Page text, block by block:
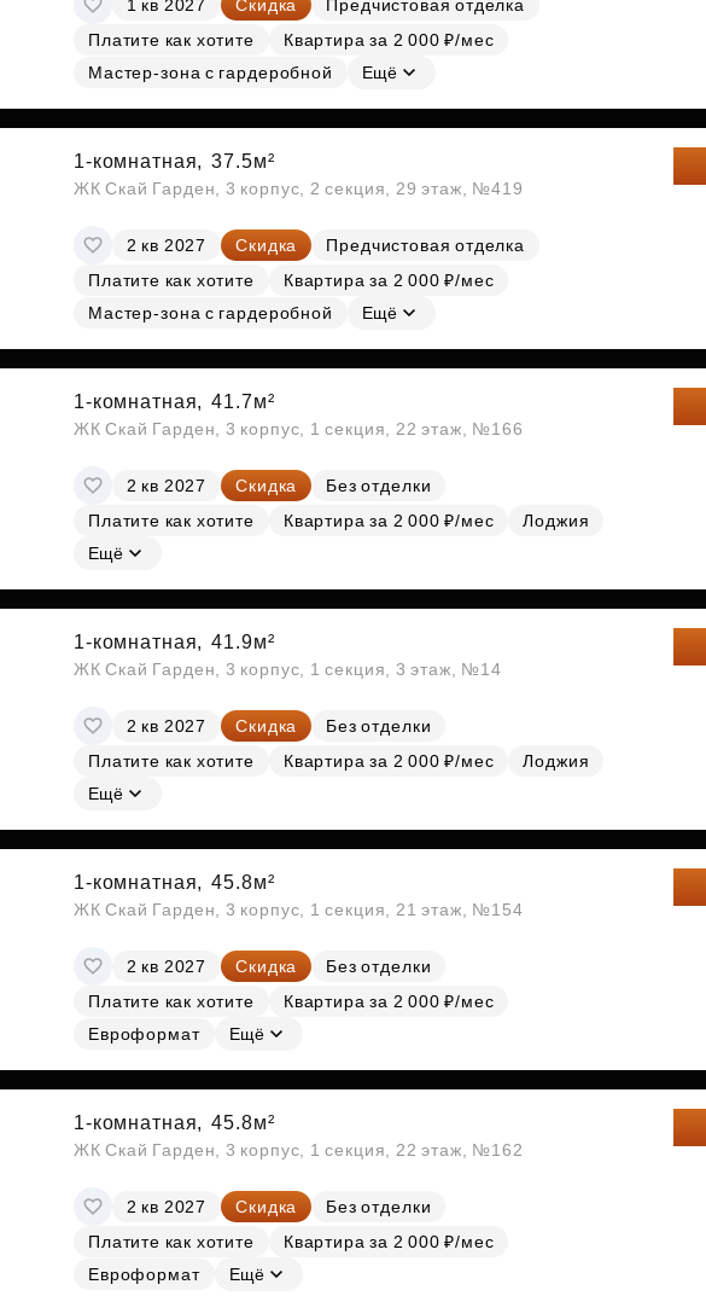
Субсидии
1 кв 2027 Скидка
Предчистовая отделка
Платите как хотите
Квартира за 2 000 ₽/мес
Мастер-зона с гардеробной
Ещё
1-комнатная, 37.5м²
ЖК Скай Гарден, 3 корпус, 2 секция, 29 этаж, №419
2 кв 2027 Скидка
Предчистовая отделка
Платите как хотите
Квартира за 2 000 ₽/мес
Мастер-зона с гардеробной
Ещё
1-комнатная, 41.7м²
ЖК Скай Гарден, 3 корпус, 1 секция, 22 этаж, №166
2 кв 2027 Скидка
Без отделки
Платите как хотите
Квартира за 2 000 ₽/мес
Лоджия
Ещё
1-комнатная, 41.9м²
ЖК Скай Гарден, 3 корпус, 1 секция, 3 этаж, №14
2 кв 2027 Скидка
Без отделки
Платите как хотите
Квартира за 2 000 ₽/мес
Лоджия
Ещё
1-комнатная, 45.8м²
ЖК Скай Гарден, 3 корпус, 1 секция, 21 этаж, №154
2 кв 2027 Скидка
Без отделки
Платите как хотите
Квартира за 2 000 ₽/мес
Евроформат
Ещё
1-комнатная, 45.8м²
ЖК Скай Гарден, 3 корпус, 1 секция, 22 этаж, №162
2 кв 2027 Скидка
Без отделки
Платите как хотите
Квартира за 2 000 ₽/мес
Евроформат
Ещё